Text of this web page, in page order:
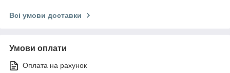
Всі умови доставки
Умови оплати
Оплата на рахунок